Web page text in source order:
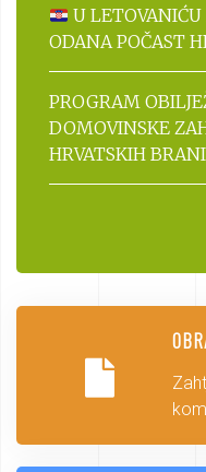
U
ODANA POČAST
PROGRAM
DOMOVINSKE
HRVATSKIH